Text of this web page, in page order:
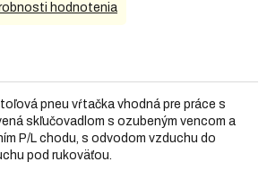
pneu vŕtačka vhodná pre práce s
skľučovadlom s ozubeným vencom a
P/L chodu, s odvodom vzduchu do
pod rukoväťou.
hodnotenia